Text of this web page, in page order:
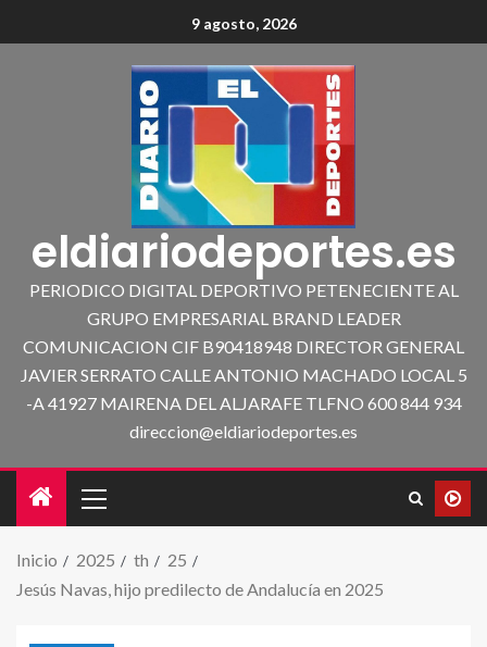
9 agosto, 2026
eldiariodeportes.es
PERIODICO DIGITAL DEPORTIVO PETENECIENTE AL
GRUPO EMPRESARIAL BRAND LEADER
COMUNICACION CIF B90418948 DIRECTOR GENERAL
JAVIER SERRATO CALLE ANTONIO MACHADO LOCAL 5
-A 41927 MAIRENA DEL ALJARAFE TLFNO 600 844 934
direccion@eldiariodeportes.es
Inicio 2025 th
25
Jesús Navas, hijo predilecto de Andalucía en 2025